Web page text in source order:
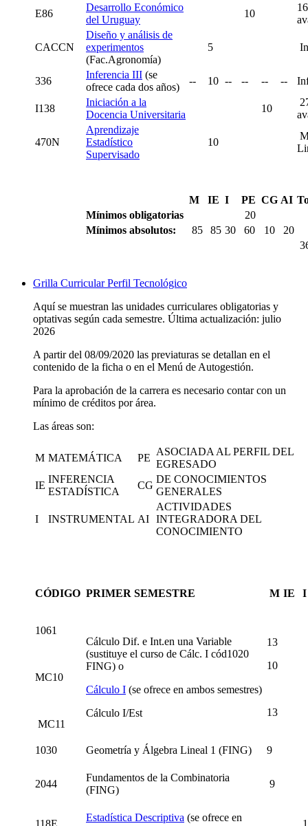
E86
Desarrollo Económico
del Uruguay
10
CACCN
Diseño y análisis de
experimentos
(Fac.Agronomía)
5
336
Inferencia III (se
ofrece cada dos años)
-- 10 -- -- -- --
I138
Iniciación a la
Docencia Universitaria
10
470N
Aprendizaje
Estadístico
Supervisado
10
M IE I PE CG AI
Mínimos obligatorias
20
Mínimos absolutos:
85 85 30 60 10
20
Grilla Curricular Perfil Tecnológico
Aquí se muestran las unidades curriculares obligatorias y
optativas según cada semestre. Última actualización: julio
2026
A partir del 08/09/2020 las previaturas se detallan en el
contenido de la ficha o en el Menú de Autogestión.
Para la aprobación de la carrera es necesario contar con un
mínimo de créditos por área.
Las áreas son:
M MATEMÁTICA PE
ASOCIADA AL PERFIL DEL
EGRESADO
IE
INFERENCIA
ESTADÍSTICA
CG
DE CONOCIMIENTOS
GENERALES
I INSTRUMENTAL AI
ACTIVIDADES
INTEGRADORA DEL
CONOCIMIENTO
CÓDIGO PRIMER SEMESTRE M IE
1061
MC10
MC11
Cálculo Dif. e Int.en una Variable
(sustituye el curso de Cálc. I cód1020
FING) o
Cálculo I (se ofrece en ambos semestres)
Cálculo I/Est
13
10
13
1030 Geometría y Álgebra Lineal 1 (FING) 9
2044
Fundamentos de la Combinatoria
(FING)
9
118E
Estadística Descriptiva (se ofrece en